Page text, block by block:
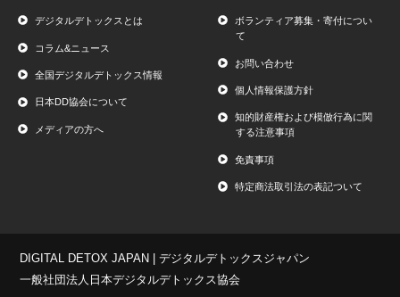
デジタルデトックスとは
コラム&ニュース
全国デジタルデトックス情報
日本DD協会について
メディアの方へ
ボランティア募集・寄付につい
て
お問い合わせ
個人情報保護方針
知的財産権および模倣行為に関
する注意事項
免責事項
特定商法取引法の表記ついて
DIGITAL DETOX JAPAN | デジタルデトックスジャパン
一般社団法人日本デジタルデトックス協会